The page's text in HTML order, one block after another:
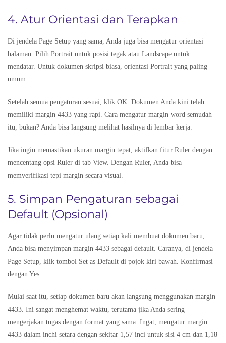
4. Atur Orientasi dan Terapkan
Di jendela Page Setup yang sama, Anda juga bisa mengatur orientasi
halaman. Pilih Portrait untuk posisi tegak atau Landscape untuk
mendatar. Untuk dokumen skripsi biasa, orientasi Portrait yang paling
umum.
Setelah semua pengaturan sesuai, klik OK. Dokumen Anda kini telah
memiliki margin 4433 yang rapi. Cara mengatur margin word semudah
itu, bukan? Anda bisa langsung melihat hasilnya di lembar kerja.
Jika ingin memastikan ukuran margin tepat, aktifkan fitur Ruler dengan
mencentang opsi Ruler di tab View. Dengan Ruler, Anda bisa
memverifikasi tepi margin secara visual.
5. Simpan Pengaturan sebagai
Default (Opsional)
Agar tidak perlu mengatur ulang setiap kali membuat dokumen baru,
Anda bisa menyimpan margin 4433 sebagai default. Caranya, di jendela
Page Setup, klik tombol Set as Default di pojok kiri bawah. Konfirmasi
dengan Yes.
Mulai saat itu, setiap dokumen baru akan langsung menggunakan margin
4433. Ini sangat menghemat waktu, terutama jika Anda sering
mengerjakan tugas dengan format yang sama. Ingat, mengatur margin
4433 dalam inchi setara dengan sekitar 1,57 inci untuk sisi 4 cm dan 1,18